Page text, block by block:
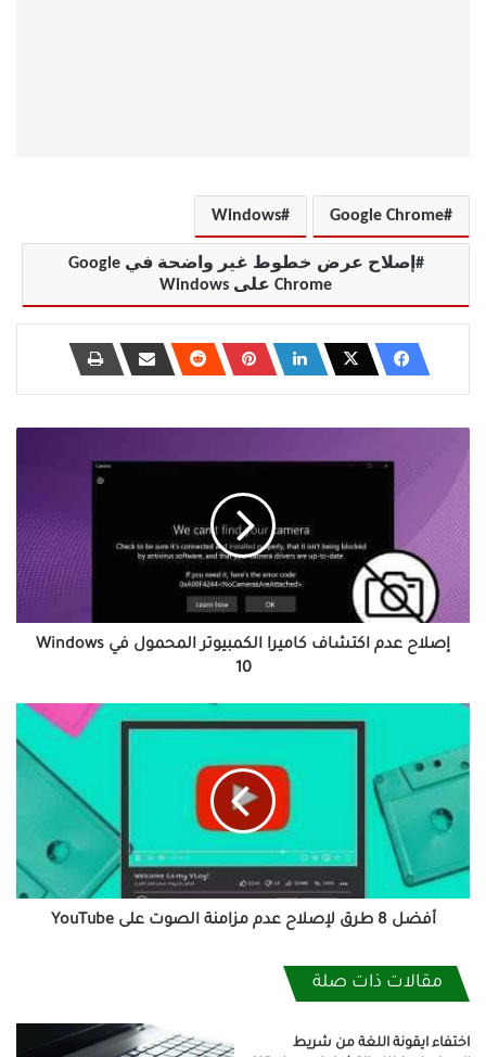
Google Chrome
Windows
إصلاح عرض خطوط غير واضحة في Google
Chrome على Windows
عدم
اكتشاف
كاميرا
الكمبيوتر
المحمول
Windows
10
إصلاح عدم اكتشاف كاميرا الكمبيوتر المحمول في Windows
10
أفضل
طرق
لإصلاح
مزامنة
على
YouTube
أفضل 8 طرق لإصلاح عدم مزامنة الصوت على YouTube
مقالات ذات صلة
اختفاء ايقونة اللغة من شريط